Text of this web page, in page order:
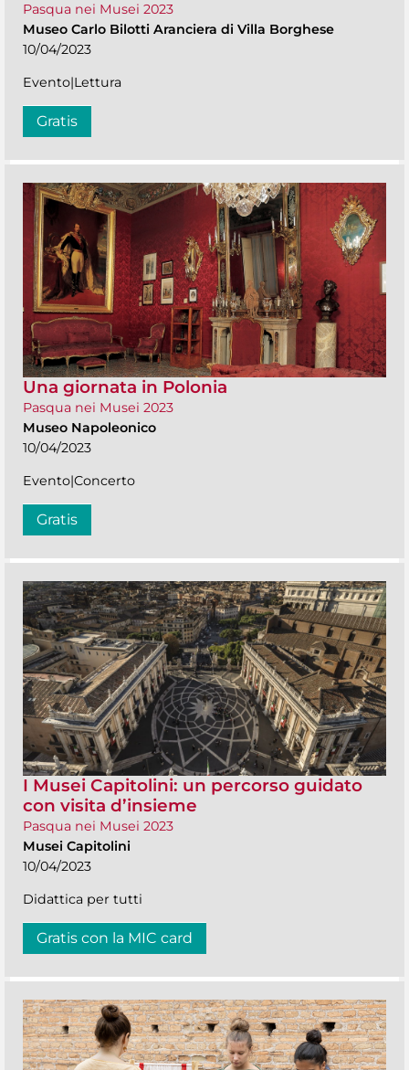
Pasqua nei Musei 2023
Museo Carlo Bilotti Aranciera di Villa Borghese
10/04/2023
Evento|Lettura
Gratis
Una giornata in Polonia
Pasqua nei Musei 2023
Museo Napoleonico
10/04/2023
Evento|Concerto
Gratis
I Musei Capitolini: un percorso guidato
con visita d’insieme
Pasqua nei Musei 2023
Musei Capitolini
10/04/2023
Didattica per tutti
Gratis con la MIC card